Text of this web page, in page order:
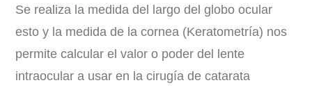
Se realiza la medida del largo del globo ocular
esto y la medida de la cornea (Keratometría) nos
permite calcular el valor o poder del lente
intraocular a usar en la cirugía de catarata